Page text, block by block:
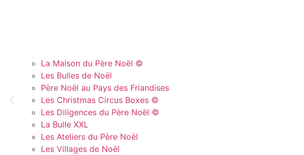
La Maison du Père Noël ©
Les Bulles de Noël
Père Noël au Pays des Friandises
Les Christmas Circus Boxes ©
Les Diligences du Père Noël ©
La Bulle XXL
Les Ateliers du Père Noël
Les Villages de Noël